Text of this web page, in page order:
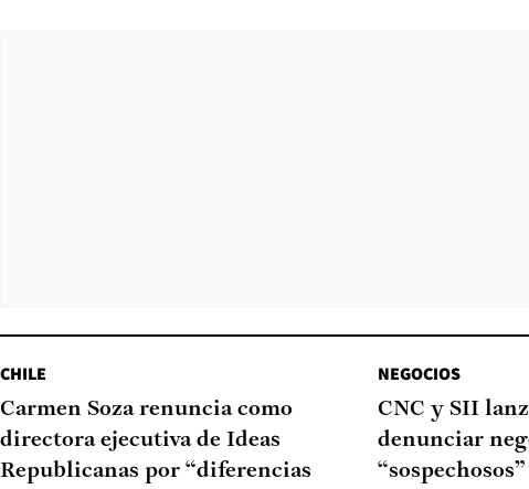
CHILE
Carmen Soza renuncia como
directora ejecutiva de Ideas
Republicanas por “diferencias
NEGOCIOS
CNC y SII
denunciar